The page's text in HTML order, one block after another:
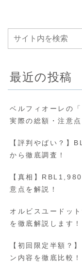
最近の投稿
ベルフィオーレの
実際の総額・注意点
【評判やばい？】
から徹底調査！
【真相】
意点を解説！
オルビスユードッ
を徹底解説します！
【初回限定半額？
ン内容を徹底比較！